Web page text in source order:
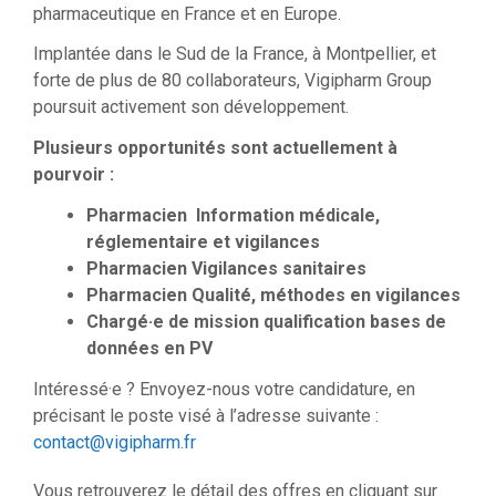
pharmaceutique en France et en Europe.
Implantée dans le Sud de la France, à Montpellier, et
forte de plus de 80 collaborateurs, Vigipharm Group
poursuit activement son développement.
Plusieurs opportunités sont actuellement à
pourvoir :
Pharmacien Information médicale,
réglementaire et vigilances
Pharmacien Vigilances sanitaires
Pharmacien Qualité, méthodes en vigilances
Chargé·e de mission qualification bases de
données en PV
Intéressé·e ? Envoyez-nous votre candidature, en
précisant le poste visé à l’adresse suivante :
contact@vigipharm.fr
Vous retrouverez le détail des offres en cliquant sur